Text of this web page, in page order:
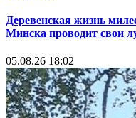
Деревенская жизнь
Минска проводит свои
05.08.26 18:02